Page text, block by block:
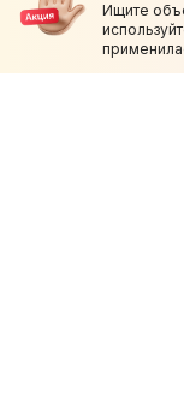
Ищите